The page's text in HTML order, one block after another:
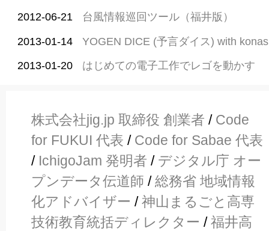
2012-06-21 台風情報巡回ツール（福井版）
2013-01-14 YOGEN DICE (予言ダイス) with
2013-01-20 はじめての電子工作でレゴを動かす
株式会社jig.jp 取締役 創業者 / Code
for FUKUI 代表 / Code for Sabae 代表
/ IchigoJam 発明者 / デジタル庁 オー
プンデータ伝道師 /総務省 地域情報
化アドバイザー /神山まるごと高専
技術教育統括ディレクター /福井高